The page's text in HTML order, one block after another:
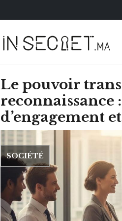
Le pouvoir
reconnaissance
d’engagement
SOCIÉTÉ
VOTRE ASTRO
SEMAINE
LUNDI 23 FÉVRIER 2026